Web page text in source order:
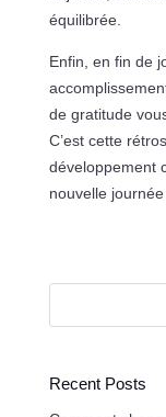
équilibrée.
Enfin, en fin de
de gratitude
C’est cette
développement
nouvelle
Recent Posts